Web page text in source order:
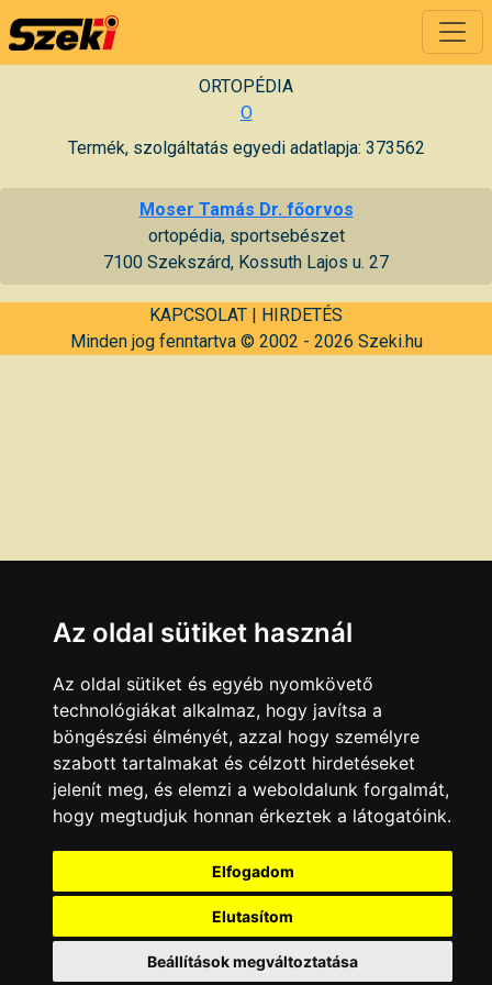
ORTOPÉDIA
O
Termék, szolgáltatás egyedi adatlapja: 373562
Moser Tamás Dr. főorvos
ortopédia, sportsebészet
7100 Szekszárd, Kossuth Lajos u. 27
KAPCSOLAT | HIRDETÉS
Minden jog fenntartva © 2002 - 2026 Szeki.hu
Az oldal sütiket használ
Az oldal sütiket és egyéb nyomkövető
technológiákat alkalmaz, hogy javítsa a
böngészési élményét, azzal hogy személyre
szabott tartalmakat és célzott hirdetéseket
jelenít meg, és elemzi a weboldalunk forgalmát,
hogy megtudjuk honnan érkeztek a látogatóink.
Elfogadom
Elutasítom
Beállítások megváltoztatása